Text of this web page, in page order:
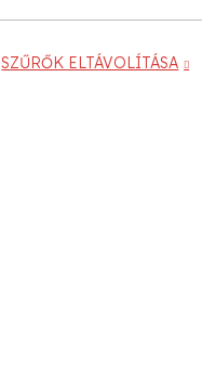
SZŰRŐK ELTÁVOLÍTÁSA